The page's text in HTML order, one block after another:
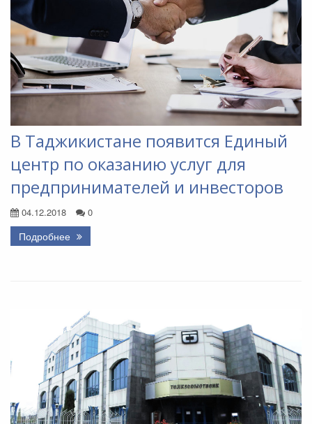
В Таджикистане появится Единый
центр по оказанию услуг для
предпринимателей и инвесторов
04.12.2018 0
Подробнее